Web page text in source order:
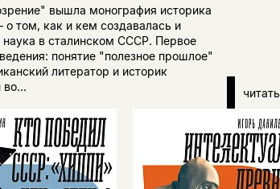
вышла монография историка
том, как и кем создавалась и
в сталинском СССР. Первое
понятие "полезное прошлое"
литератор и историк
во...
читать